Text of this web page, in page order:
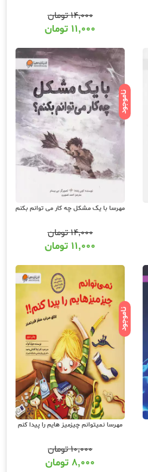
۱۴,۰۰۰تومان
۱۱,۰۰۰ تومان
ناموجود
مهرسا با یک مشکل چه کار می توانم بکنم
۱۴,۰۰۰تومان
۱۱,۰۰۰ تومان
ناموجود
مهرسا نمیتوانم چیزمیز هایم را پیدا کنم
۱۰,۰۰۰تومان
۸,۰۰۰ تومان